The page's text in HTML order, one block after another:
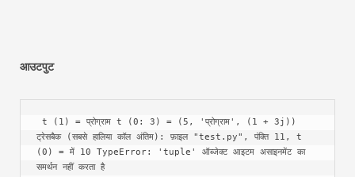
आउटपुट
ट्रेसबैक (सबसे हालिया कॉल अंतिम): फ़ाइल "test.py", पंक्ति 11, t
(0) = में 10 TypeError: 'tuple' ऑब्जेक्ट आइटम असाइनमेंट का
समर्थन नहीं करता है